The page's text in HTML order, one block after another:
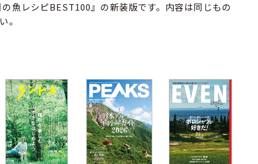
魚レシピBEST100』の新装版です。内容は同じもの
。